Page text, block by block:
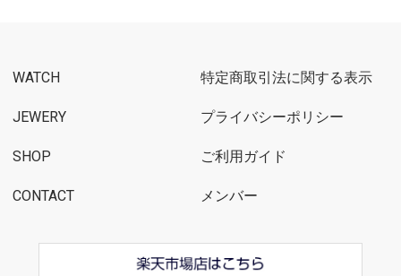
WATCH
JEWERY
SHOP
CONTACT
特定商取引法に関する表示
プライバシーポリシー
ご利用ガイド
メンバー